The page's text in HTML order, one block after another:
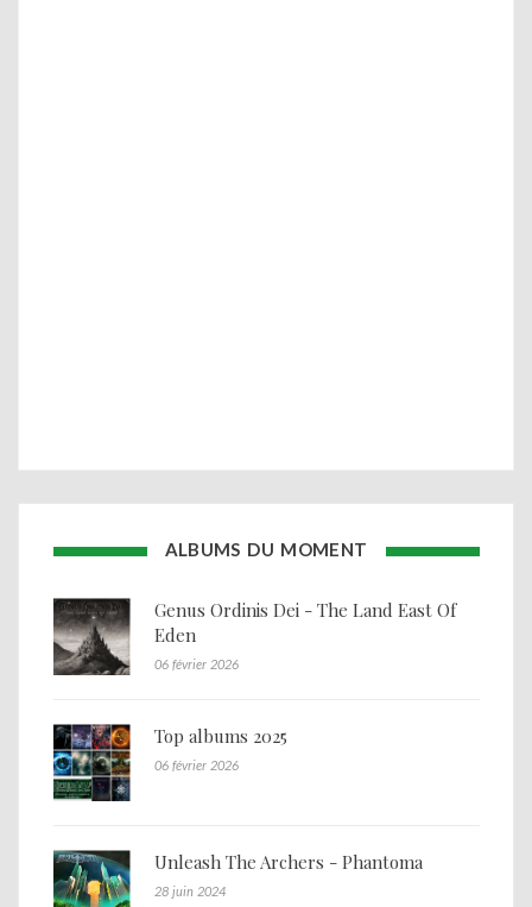
ALBUMS DU MOMENT
Genus Ordinis Dei - The Land East Of
Eden
06 février 2026
Top albums 2025
06 février 2026
Unleash The Archers - Phantoma
28 juin 2024